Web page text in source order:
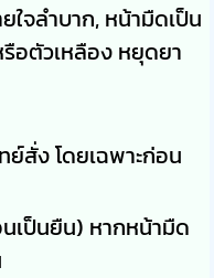
ใจลำบาก, หน้ามืดเป็น
อตัวเหลือง หยุดยา
สั่ง โดยเฉพาะก่อน
เป็นยืน) หากหน้ามืด